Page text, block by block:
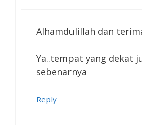
Alhamdulillah dan
Ya..tempat yang dekat
sebenarnya
Reply